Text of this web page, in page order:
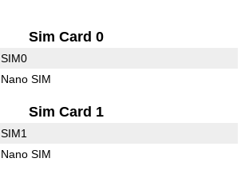
Sim Card 0
SIM0
Nano SIM
Sim Card 1
SIM1
Nano SIM